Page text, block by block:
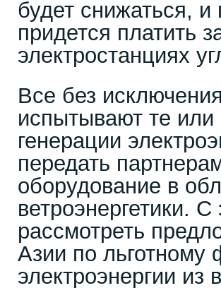
будет снижаться,
придется платить
электростанциях
Все без
испытывают те
генерации
передать
оборудование в
ветроэнергетики.
рассмотреть
Азии по льготному
электроэнергии из